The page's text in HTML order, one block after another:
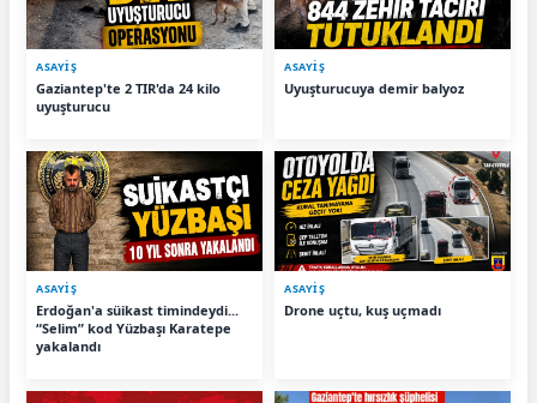
ASAYİŞ
Gaziantep'te 2 TIR'da 24 kilo
uyuşturucu
ASAYİŞ
Uyuşturucuya demir balyoz
ASAYİŞ
Erdoğan'a süikast timindeydi...
“Selim” kod Yüzbaşı Karatepe
yakalandı
ASAYİŞ
Drone uçtu, kuş uçmadı